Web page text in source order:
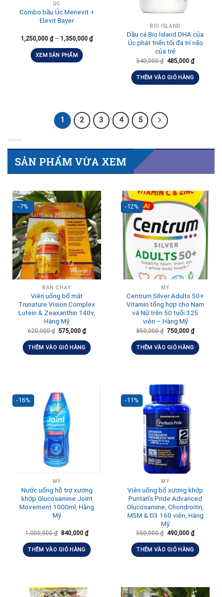
ÚC
Combo bầu Úc Menevit +
Elevit Bayer
1,250,000 ₫– 1,350,000 ₫
XEM SẢN PHẨM
BIO ISLAND
Dầu cá Bio Island DHA của
Úc phát triển tối đa trí não
của trẻ
540,000₫ 485,000 ₫
THÊM VÀO GIỎ HÀNG
1 2 3 4 5
SẢN PHẨM VỪA XEM
-7%
BÁN CHẠY
Viên uống bổ mắt
Trunature Vision Complex
Lutein & Zeaxanthin 140v,
Hàng Mỹ
620,000₫ 575,000 ₫
THÊM VÀO GIỎ HÀNG
-12%
MỸ
Centrum Silver Adults 50+
Vitamin tổng hợp cho Nam
và Nữ trên 50 tuổi 325
viên – Hàng Mỹ
850,000₫ 750,000 ₫
THÊM VÀO GIỎ HÀNG
-16%
MỸ
Nước uống hỗ trợ xương
khớp Glucosamine Joint
Movement 1000ml, Hàng
Mỹ
1,000,000₫ 840,000 ₫
THÊM VÀO GIỎ HÀNG
-11%
MỸ
Viên uống bổ xương khớp
Puritan’s Pride Advanced
Glucosamine, Chondroitin,
MSM & D3 160 viên, Hàng
Mỹ
550,000₫ 490,000 ₫
THÊM VÀO GIỎ HÀNG